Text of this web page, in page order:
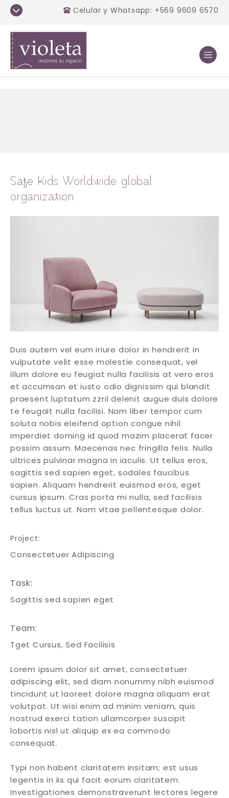
Celular y Whatsapp: +569 9609 6570
Safe Kids Worldwide global
organization
Duis autem vel eum iriure dolor in hendrerit in
vulputate velit esse molestie consequat, vel
illum dolore eu feugiat nulla facilisis at vero eros
et accumsan et iusto odio dignissim qui blandit
praesent luptatum zzril delenit augue duis dolore
te feugait nulla facilisi. Nam liber tempor cum
soluta nobis eleifend option congue nihil
imperdiet doming id quod mazim placerat facer
possim assum. Maecenas nec fringilla felis. Nulla
ultrices pulvinar magna in iaculis. Ut tellus eros,
sagittis sed sapien eget, sodales faucibus
sapien. Aliquam hendrerit euismod eros, eget
cursus ipsum. Cras porta mi nulla, sed facilisis
tellus luctus ut. Nam vitae pellentesque dolor.
Project:
Consectetuer Adipiscing
Task:
Sagittis sed sapien eget
Team:
Tget Cursus, Sed Facilisis
Lorem ipsum dolor sit amet, consectetuer
adipiscing elit, sed diam nonummy nibh euismod
tincidunt ut laoreet dolore magna aliquam erat
volutpat. Ut wisi enim ad minim veniam, quis
nostrud exerci tation ullamcorper suscipit
lobortis nisl ut aliquip ex ea commodo
consequat.
Typi non habent claritatem insitam; est usus
legentis in iis qui facit eorum claritatem.
Investigationes demonstraverunt lectores legere